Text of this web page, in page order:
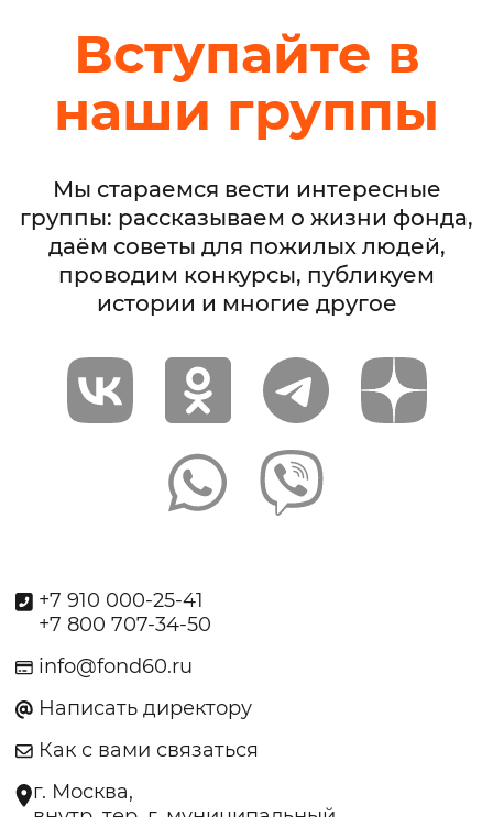
Вступайте в
наши группы
Мы стараемся вести интересные
группы: рассказываем о жизни фонда,
даём советы для пожилых людей,
проводим конкурсы, публикуем
истории и многие другое
+7 910 000-25-41
+7 800 707-34-50
info@fond60.ru
Написать директору
Как с вами связаться
г. Москва,